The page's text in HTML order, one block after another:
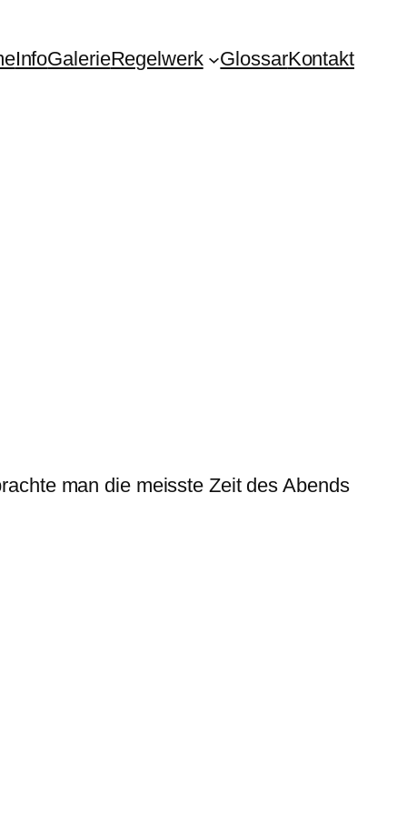
InfoGalerieRegelwerk GlossarKontakt
man die meisste Zeit des Abends